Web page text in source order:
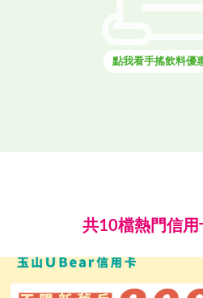
點我看手搖飲料優
共10檔熱門信